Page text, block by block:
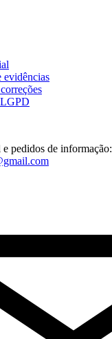
evidências
pedidos de informação: